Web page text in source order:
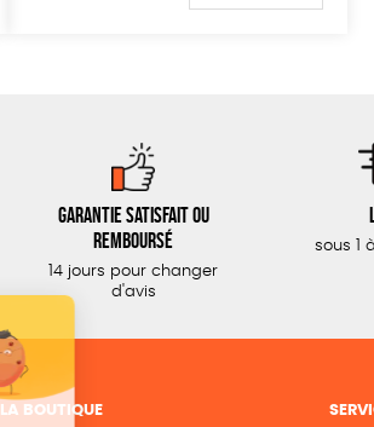
Garantie satisfait ou
remboursé
14 jours pour changer
d'avis
sous 1
LA BOUTIQUE